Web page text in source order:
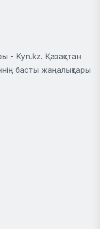
- Kyn.kz. Қазақстан
басты жаңалықтары